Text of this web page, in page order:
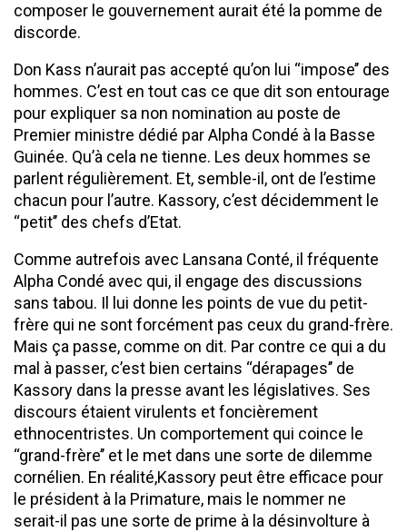
composer le gouvernement aurait été la pomme de
discorde.
Don Kass n’aurait pas accepté qu’on lui ‘‘impose’’ des
hommes. C’est en tout cas ce que dit son entourage
pour expliquer sa non nomination au poste de
Premier ministre dédié par Alpha Condé à la Basse
Guinée. Qu’à cela ne tienne. Les deux hommes se
parlent régulièrement. Et, semble-il, ont de l’estime
chacun pour l’autre. Kassory, c’est décidemment le
‘‘petit’’ des chefs d’Etat.
Comme autrefois avec Lansana Conté, il fréquente
Alpha Condé avec qui, il engage des discussions
sans tabou. Il lui donne les points de vue du petit-
frère qui ne sont forcément pas ceux du grand-frère.
Mais ça passe, comme on dit. Par contre ce qui a du
mal à passer, c’est bien certains ‘‘dérapages’’ de
Kassory dans la presse avant les législatives. Ses
discours étaient virulents et foncièrement
ethnocentristes. Un comportement qui coince le
‘‘grand-frère’’ et le met dans une sorte de dilemme
cornélien. En réalité,Kassory peut être efficace pour
le président à la Primature, mais le nommer ne
serait-il pas une sorte de prime à la désinvolture à